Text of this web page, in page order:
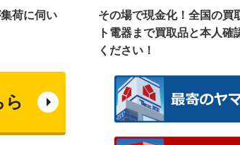
荷に伺い
ら
その場で現金化！全国の買
ト電器まで買取品と本人確
ください！